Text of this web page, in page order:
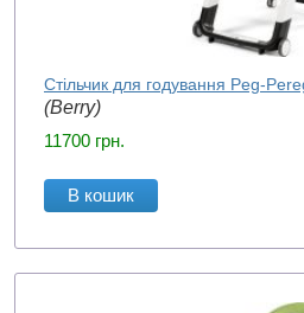
Стільчик для годування Peg-
(Berry)
11700 грн.
В кошик